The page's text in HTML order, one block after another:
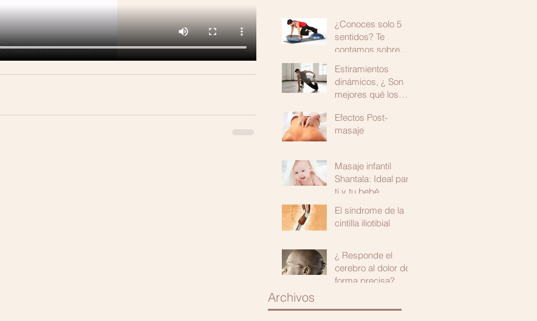
¿Conoces solo 5
sentidos? Te
contamos sobre
propiocepción
Estiramientos
dinámicos, ¿ Son
mejores qué los
Efectos Post-
masaje
Masaje infantil
Shantala: Ideal para
ti y tu bebé.
El síndrome de la
cintilla iliotibial
¿ Responde el
cerebro al dolor de
forma precisa?
Archivos